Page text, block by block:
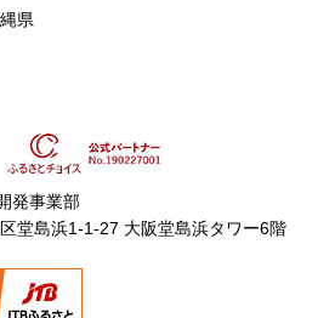
県
発事業部
堂島浜1-1-27 大阪堂島浜タワー6階